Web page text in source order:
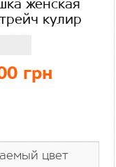
женская
кулир
грн